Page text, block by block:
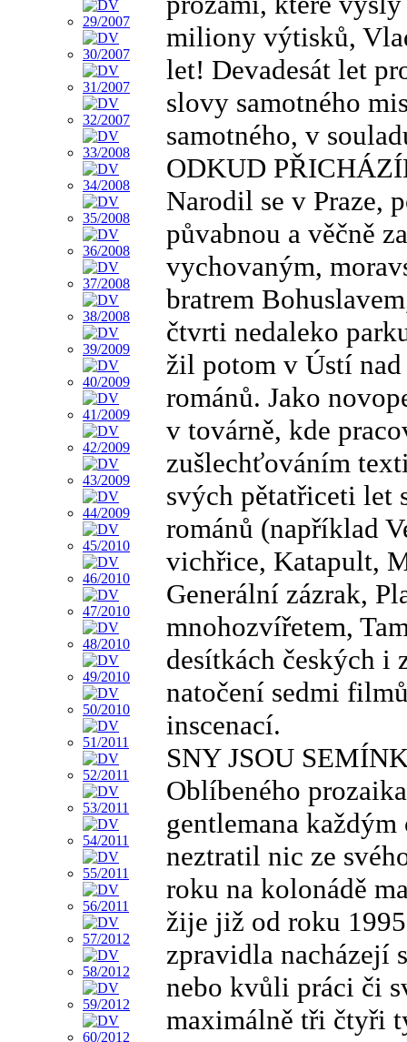
miliony výtisků,
let! Devadesát let
slovy samotného
samotného, v
ODKUD
Narodil se v Praze,
půvabnou a věčně
vychovaným,
bratrem
čtvrti nedaleko
žil potom v Ústí
románů. Jako
v továrně, kde
zušlechťováním
svých pětatřiceti let
románů (například
vichřice, Katapult,
Generální zázrak,
mnohozvířetem,
desítkách českých i
natočení sedmi
inscenací.
SNY JSOU
Oblíbeného
gentlemana
neztratil nic ze
roku na kolonádě
žije již od roku
zpravidla nacházejí
nebo kvůli práci či
maximálně tři čtyři